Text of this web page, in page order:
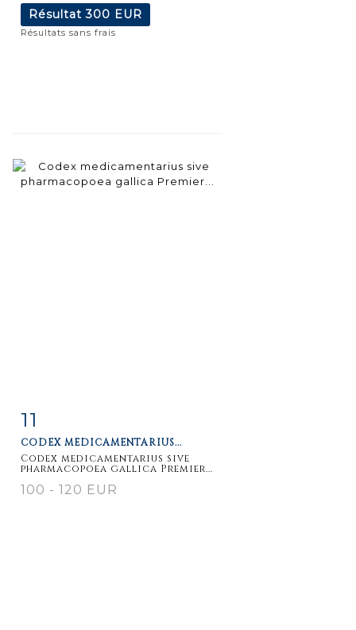
Résultat300 EUR
Résultats sans frais
11
CODEX MEDICAMENTARIUS...
Codex medicamentarius sive
pharmacopoea gallica Premier...
100 - 120 EUR